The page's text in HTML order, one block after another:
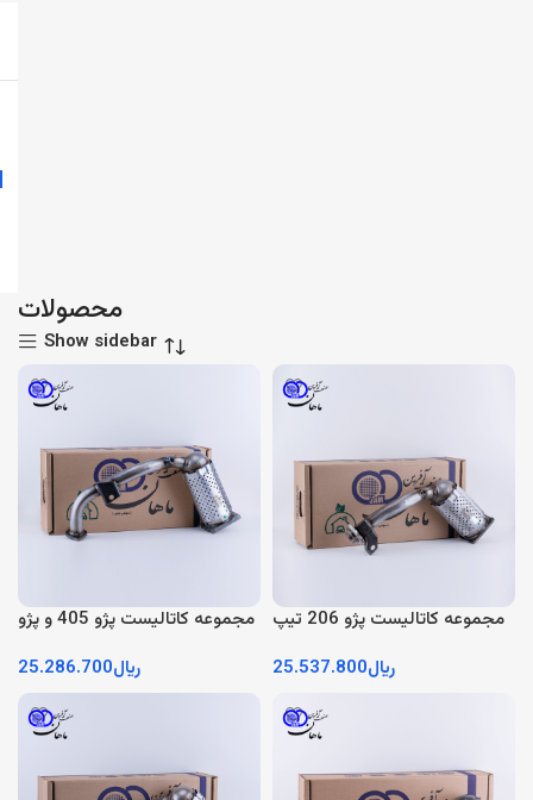
محصولات
Show sidebar
مجموعه کاتالیست پژو 405 و پژو
﷼25.286.700
مجموعه کاتالیست پژو 206 تیپ
﷼25.537.800